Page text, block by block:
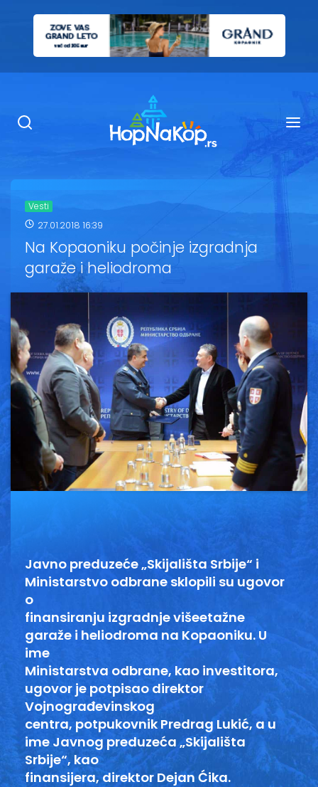
Ugostiteljstvo
Kop Info
Ski škole
Ski renta
Vesti
Oglasi
Galerija
Copyright© 2020
HopNaKop
Vesti
27.01.2018 16:39
Na Kopaoniku počinje izgradnja
garaže i heliodroma
Javno preduzeće „Skijališta Srbije“ i
Ministarstvo odbrane sklopili su ugovor
o
finansiranju izgradnje višeetažne
garaže i heliodroma na Kopaoniku. U
ime
Ministarstva odbrane, kao investitora,
ugovor je potpisao direktor
Vojnograđevinskog
centra, potpukovnik Predrag Lukić, a u
ime Javnog preduzeća „Skijališta
Srbije“, kao
finansijera, direktor Dejan Ćika.